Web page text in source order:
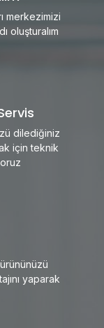
merkezimizi
oluşturalım
dilediğiniz
için teknik
yaparak